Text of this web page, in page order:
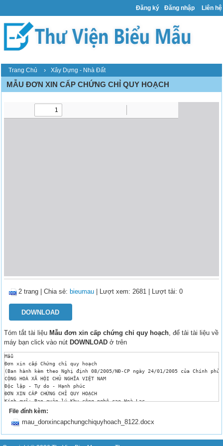
Đăng ký Đăng nhập Liên hệ
Trang Chủ › Xây Dựng - Nhà Đất
MẪU ĐƠN XIN CẤP CHỨNG CHỈ QUY HOẠCH
2 trang |Chia sẻ: bieumau | Lượt xem: 2681 | Lượt tải: 0
DOWNLOAD
Tóm tắt tài liệu Mẫu đơn xin cấp chứng chỉ quy hoạch, để tải tài liệu về
máy bạn click vào nút DOWNLOAD ở trên
Mẫu
Đơn xin cấp Chứng chỉ quy hoạch
(Ban hành kèm theo Nghị định 08/2005/NĐ-CP ngày 24/01/2005 của Chính
CỘNG HOÀ XÃ HỘI CHỦ NGHĨA VIỆT NAM
Độc lập - Tự do - Hạnh phúc
ĐƠN XIN CẤP CHỨNG CHỈ QUY HOẠCH
Kính gửi: Ban quản lý Khu công nghệ cao Hoà Lạc
1- Tên đơn vị:...............................
Quận (huyện):.........tỉnh (thành phố)............... Nước......
Xin thoả thuận địa điểm và cấp chứng chỉ quy hoạch để
File đính kèm:
mau_donxincapchungchiquyhoach_8122.docx